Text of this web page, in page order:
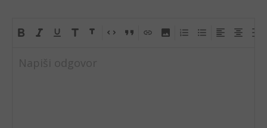
Napiši odgovor